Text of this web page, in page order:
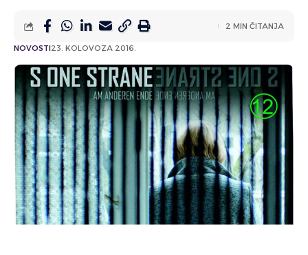
NOVOSTI23. KOLOVOZA 2016.
2 MIN ČITANJA